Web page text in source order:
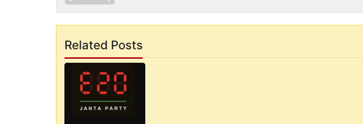
Related Posts